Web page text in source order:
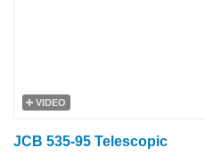
VIDEO
JCB 535-95 Telescopic